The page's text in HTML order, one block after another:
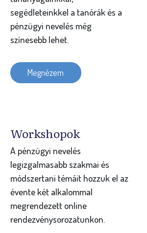
segédleteinkkel a tanórák és a
pénzügyi nevelés még
színesebb lehet.
Megnézem
Workshopok
A pénzügyi nevelés
legizgalmasabb szakmai és
módszertani témáit hozzuk el az
évente két alkalommal
megrendezett online
rendezvénysorozatunkon.